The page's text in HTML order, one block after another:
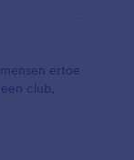
ertoe
club,